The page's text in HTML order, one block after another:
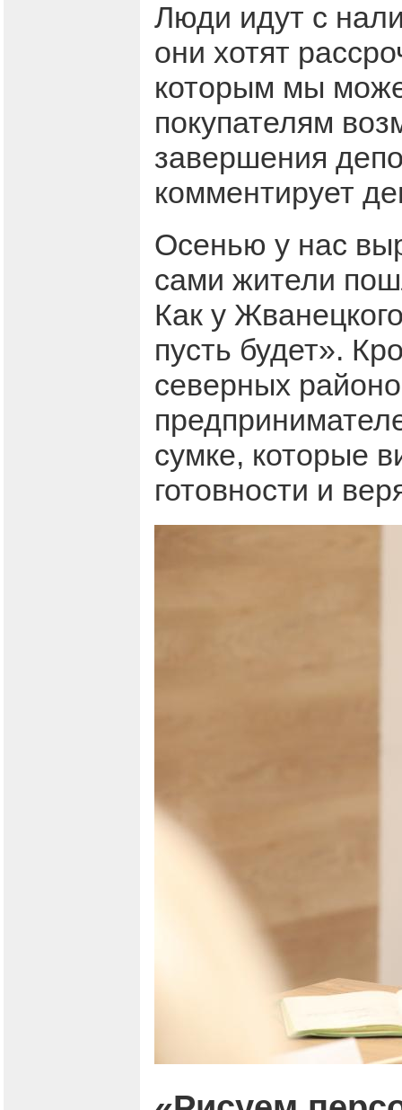
Люди идут с
они хотят
которым мы
покупателям
завершения
комментирует
Осенью у нас
сами жители
Как у
пусть будет».
северных
сумке, которые
готовности и